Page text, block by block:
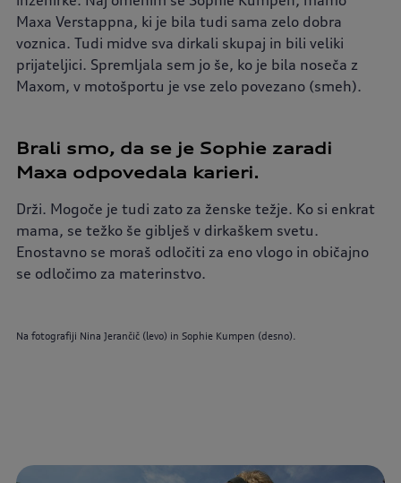
Maxa Verstappna, ki je bila tudi sama zelo dobra
voznica. Tudi midve sva dirkali skupaj in bili veliki
prijateljici. Spremljala sem jo še, ko je bila noseča z
Maxom, v motošportu je vse zelo povezano (smeh).
Brali smo, da se je Sophie zaradi
Maxa odpovedala karieri.
Drži. Mogoče je tudi zato za ženske težje. Ko si enkrat
mama, se težko še giblješ v dirkaškem svetu.
Enostavno se moraš odločiti za eno vlogo in običajno
se odločimo za materinstvo.
Na fotografiji Nina Jerančič (levo) in Sophie Kumpen (desno).